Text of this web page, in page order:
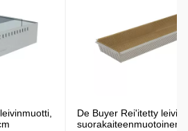
De Buyer Rei'itetty
suorakaiteenmuotoinen